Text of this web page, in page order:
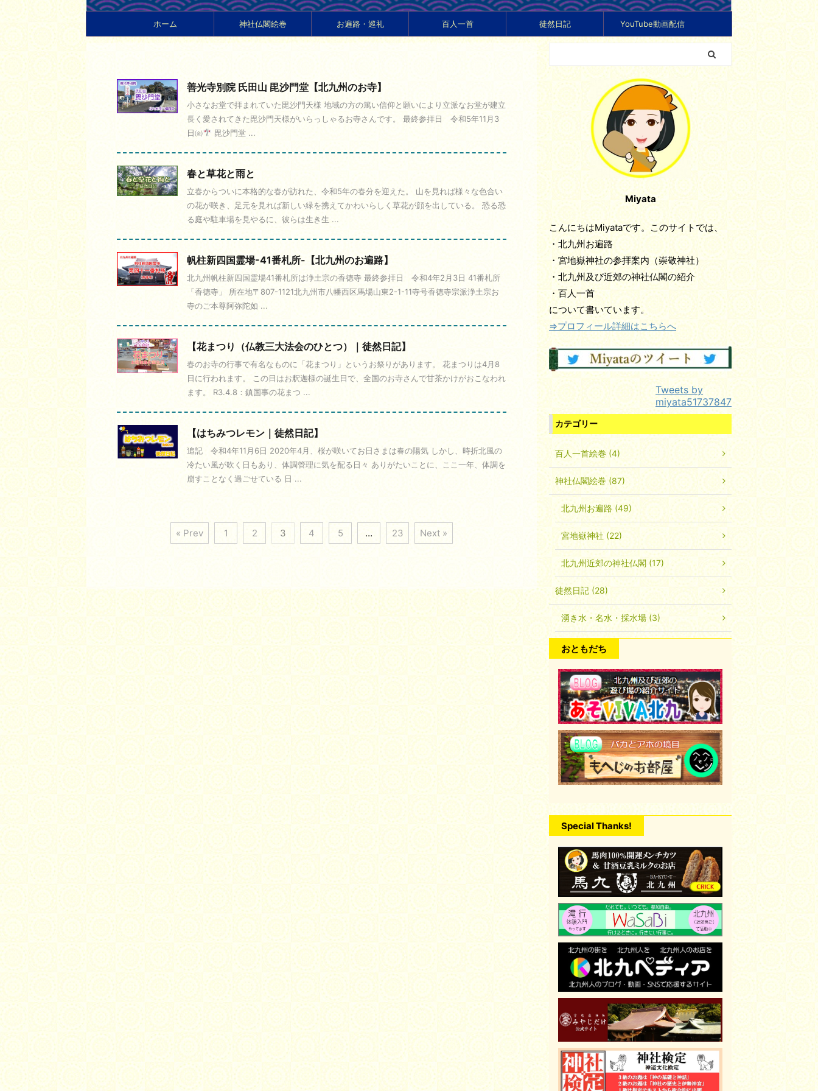
ホーム 神社仏閣絵巻 お遍路・巡礼 百人一首 徒然日記 YouTube動画配信
善光寺別院 氏田山 毘沙門堂【北九州のお寺】
小さなお堂で拝まれていた毘沙門天様 地域の方の篤い信仰と願いにより立派なお堂が建立
長く愛されてきた毘沙門天様がいらっしゃるお寺さんです。 最終参拝日 令和5年11月3
日㈮
毘沙門堂 ...
春と草花と雨と
立春からついに本格的な春が訪れた、令和5年の春分を迎えた。 山を見れば様々な色合い
の花が咲き、足元を見れば新しい緑を携えてかわいらしく草花が顔を出している。 恐る恐
る庭や駐車場を見やるに、彼らは生き生 ...
帆柱新四国霊場-41番札所-【北九州のお遍路】
北九州帆柱新四国霊場41番札所は浄土宗の香徳寺 最終参拝日 令和4年2月3日 41番札所
「香徳寺」 所在地〒807-1121北九州市八幡西区馬場山東2-1-11寺号香徳寺宗派浄土宗お
寺のご本尊阿弥陀如 ...
【花まつり（仏教三大法会のひとつ）｜徒然日記】
春のお寺の行事で有名なものに「花まつり」というお祭りがあります。 花まつりは4月8
日に行われます。 この日はお釈迦様の誕生日で、全国のお寺さんで甘茶かけがおこなわれ
ます。 R3.4.8：鎮国事の花まつ ...
【はちみつレモン｜徒然日記】
追記 令和4年11月6日 2020年4月、桜が咲いてお日さまは春の陽気 しかし、時折北風の
冷たい風が吹く日もあり、体調管理に気を配る日々 ありがたいことに、ここ一年、体調を
崩すことなく過ごせている 日 ...
« Prev 1 2 3 4 5 … 23 Next »
Miyata
こんにちはMiyataです。このサイトでは、
・北九州お遍路
・宮地嶽神社の参拝案内（崇敬神社）
・北九州及び近郊の神社仏閣の紹介
・百人一首
について書いています。
⇒プロフィール詳細はこちらへ
Tweets by
miyata51737847
カテゴリー
百人一首絵巻 (4)
神社仏閣絵巻 (87)
北九州お遍路 (49)
宮地嶽神社 (22)
北九州近郊の神社仏閣 (17)
徒然日記 (28)
湧き水・名水・採水場 (3)
おともだち
Special Thanks!